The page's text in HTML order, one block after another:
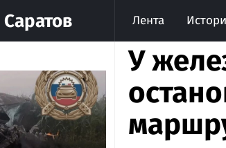
Саратов Лента
АРХИВ
У